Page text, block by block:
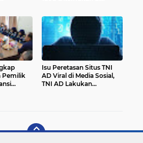
Pemilik
Isu Peretasan Situs TNI
AD Viral di Media Sosial,
TNI AD Lakukan